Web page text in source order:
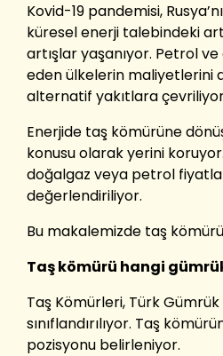
Kovid-19 pandemisi,
küresel enerji talebindeki
artışlar yaşanıyor. Petrol
eden ülkelerin maliyetlerini
alternatif yakıtlara
Enerjide taş kömürüne
konusu olarak yerini
doğalgaz veya petrol
değerlendiriliyor.
Bu makalemizde taş kömürü
Taş kömürü hangi
Taş Kömürleri, Türk
sınıflandırılıyor. Taş
pozisyonu belirleniyor.